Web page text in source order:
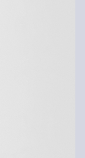
Tagen nach
Card und VIP
um ihre Artikel